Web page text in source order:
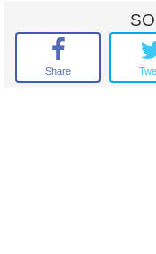
พื้นปูพื้นกระเบื้อง
*ภายในโครงการ*
กล้องวงจรปิด
Share